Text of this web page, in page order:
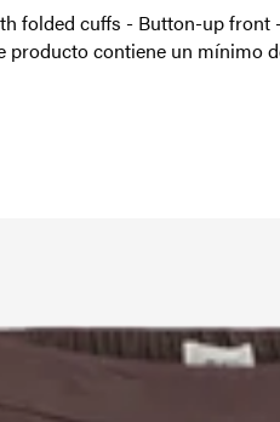
folded cuffs - Button-up front
producto contiene un mínimo